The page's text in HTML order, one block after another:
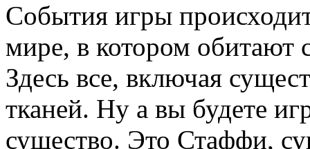
События игры
мире, в котором обитают
Здесь все, включая
тканей. Ну а вы будете
существо. Это Стаффи,